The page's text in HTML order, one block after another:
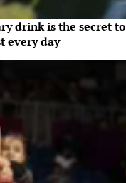
drink is the secret to
every day